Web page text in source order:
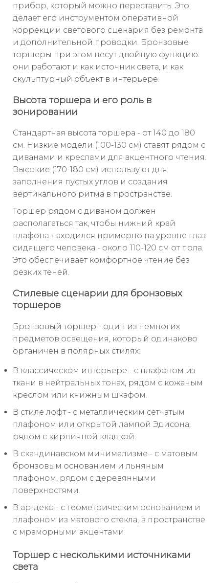
прибор, который можно переставить. Это
делает его инструментом оперативной
коррекции светового сценария без ремонта
и дополнительной проводки. Бронзовые
торшеры при этом несут двойную функцию:
они работают и как источник света, и как
скульптурный объект в интерьере.
Высота торшера и его роль в
зонировании
Стандартная высота торшера - от 140 до 180
см. Низкие модели (100-130 см) ставят рядом с
диванами и креслами для акцентного чтения.
Высокие (170-180 см) используют для
заполнения пустых углов и создания
вертикального ритма в пространстве.
Торшер рядом с диваном должен
располагаться так, чтобы нижний край
плафона находился примерно на уровне глаз
сидящего человека - около 110-120 см от пола.
Это обеспечивает комфортное чтение без
резких теней.
Стилевые сценарии для бронзовых
торшеров
Бронзовый торшер - один из немногих
предметов освещения, который одинаково
органичен в полярных стилях:
В классическом интерьере - с плафоном из
ткани в нейтральных тонах, рядом с кожаным
креслом или книжным шкафом.
В стиле лофт - с металлическим сетчатым
плафоном или открытой лампой Эдисона,
рядом с кирпичной кладкой.
В скандинавском минимализме - с матовым
бронзовым основанием и льняным
плафоном, рядом с деревянными
поверхностями.
В ар-деко - с геометрическим основанием и
плафоном из матового стекла, в пространстве
с мраморными акцентами.
Торшер с несколькими источниками
света